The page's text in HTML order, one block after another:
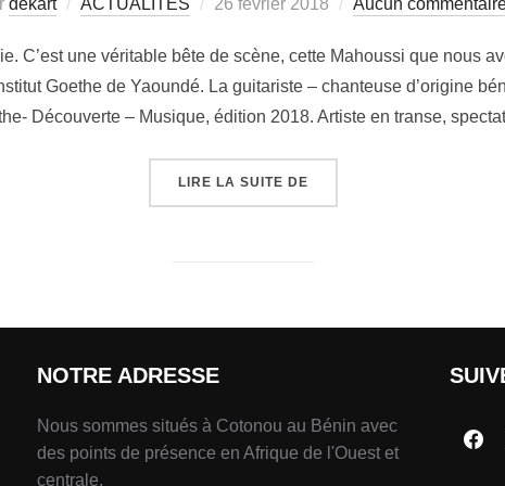
dekart ACTUALITÉS 26 février 2018 Aucun
C’est une véritable bête de scène, cette Mahoussi que nous
Goethe de Yaoundé. La guitariste – chanteuse d’origine
Découverte – Musique, édition 2018. Artiste en transe,
LIRE LA SUITE DE
NOTRE ADRESSE
Nous sommes situés à Cotonou au Bénin avec
des points de présence en Afrique de l'Ouest et
centrale.